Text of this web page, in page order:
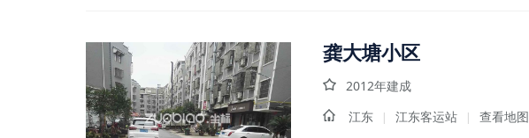
龚大塘小区
2012年建成
江东
| 江东客运站 |
查看地图